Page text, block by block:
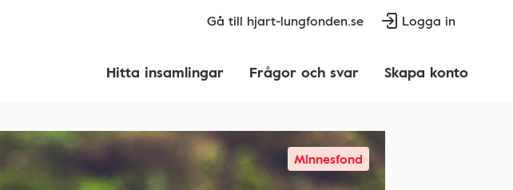
Gå till hjart-lungfonden.se Logga in
Hitta insamlingar Frågor och svar Skapa konto
Minnesfond